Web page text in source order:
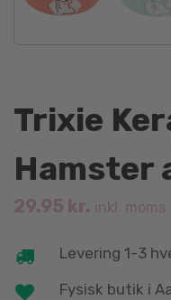
Trixie
Hamster
29.95 kr. inkl. moms
Levering 1-3
Fysisk butik i